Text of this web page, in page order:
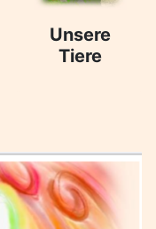
Unsere
Tiere